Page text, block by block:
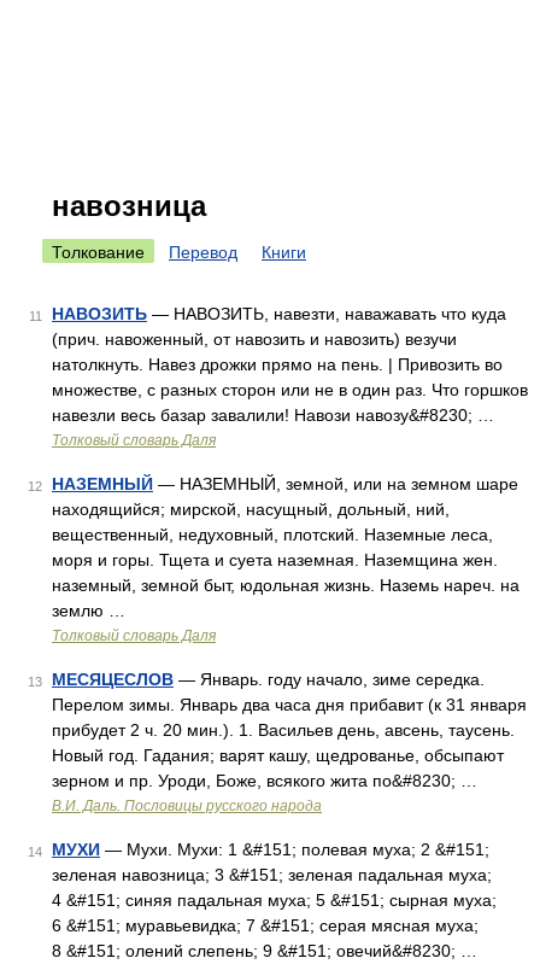
навозница
Толкование Перевод Книги
11 НАВОЗИТЬ — НАВОЗИТЬ, навезти, наважавать что куда
(прич. навоженный, от навозить и навозить) везучи
натолкнуть. Навез дрожки прямо на пень. | Привозить во
множестве, с разных сторон или не в один раз. Что горшков
навезли весь базар завалили! Навози навозу&#8230; …
Толковый словарь Даля
12 НАЗЕМНЫЙ — НАЗЕМНЫЙ, земной, или на земном шаре
находящийся; мирской, насущный, дольный, ний,
вещественный, недуховный, плотский. Наземные леса,
моря и горы. Тщета и суета наземная. Наземщина жен.
наземный, земной быт, юдольная жизнь. Наземь нареч. на
землю …
Толковый словарь Даля
13 МЕСЯЦЕСЛОВ — Январь. году начало, зиме середка.
Перелом зимы. Январь два часа дня прибавит (к 31 января
прибудет 2 ч. 20 мин.). 1. Васильев день, авсень, таусень.
Новый год. Гадания; варят кашу, щедрованье, обсыпают
зерном и пр. Уроди, Боже, всякого жита по&#8230; …
В.И. Даль. Пословицы русского народа
14 МУХИ — Мухи. Мухи: 1 &#151; полевая муха; 2 &#151;
зеленая навозница; 3 &#151; зеленая падальная муха;
4 &#151; синяя падальная муха; 5 &#151; сырная муха;
6 &#151; муравьевидка; 7 &#151; серая мясная муха;
8 &#151; олений слепень; 9 &#151; овечий&#8230; …